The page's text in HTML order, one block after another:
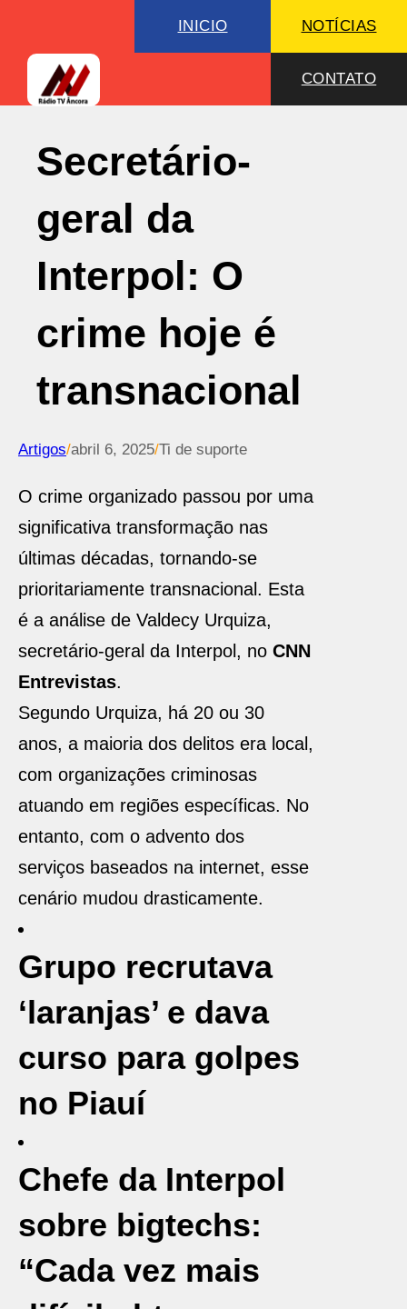
INICIO NOTÍCIAS
CONTATO
Secretário-
geral da
Interpol: O
crime hoje é
transnacional
Artigos/abril 6, 2025/Ti de suporte
O crime organizado passou por uma
significativa transformação nas
últimas décadas, tornando-se
prioritariamente transnacional. Esta
é a análise de Valdecy Urquiza,
secretário-geral da Interpol, no CNN
Entrevistas.
Segundo Urquiza, há 20 ou 30
anos, a maioria dos delitos era local,
com organizações criminosas
atuando em regiões específicas. No
entanto, com o advento dos
serviços baseados na internet, esse
cenário mudou drasticamente.
Grupo recrutava
‘laranjas’ e dava
curso para golpes
no Piauí
Chefe da Interpol
sobre bigtechs:
“Cada vez mais